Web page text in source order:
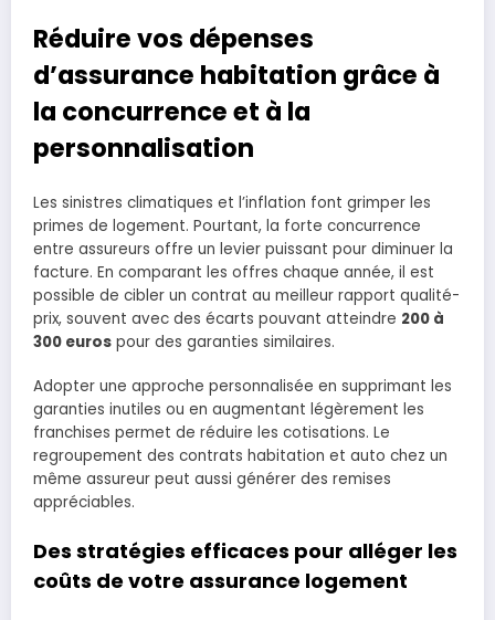
Réduire vos dépenses
d’assurance habitation grâce à
la concurrence et à la
personnalisation
Les sinistres climatiques et l’inflation font grimper les
primes de logement. Pourtant, la forte concurrence
entre assureurs offre un levier puissant pour diminuer la
facture. En comparant les offres chaque année, il est
possible de cibler un contrat au meilleur rapport qualité-
prix, souvent avec des écarts pouvant atteindre 200 à
300 euros pour des garanties similaires.
Adopter une approche personnalisée en supprimant les
garanties inutiles ou en augmentant légèrement les
franchises permet de réduire les cotisations. Le
regroupement des contrats habitation et auto chez un
même assureur peut aussi générer des remises
appréciables.
Des stratégies efficaces pour alléger les
coûts de votre assurance logement